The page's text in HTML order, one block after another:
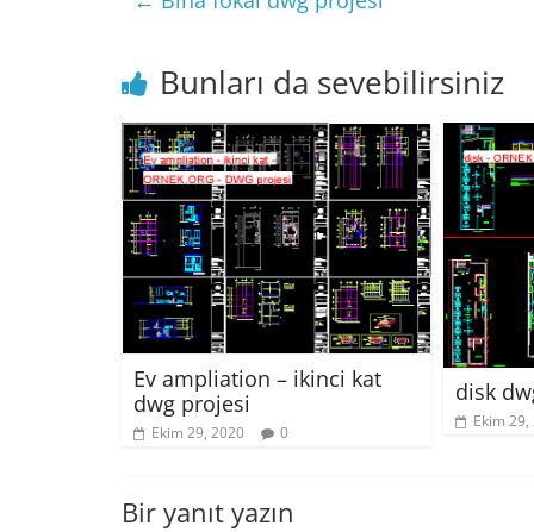
Bunları da sevebilirsiniz
Ev ampliation – ikinci kat
dwg projesi
Ekim 29, 2020 0
disk
Ekim
Bir yanıt yazın